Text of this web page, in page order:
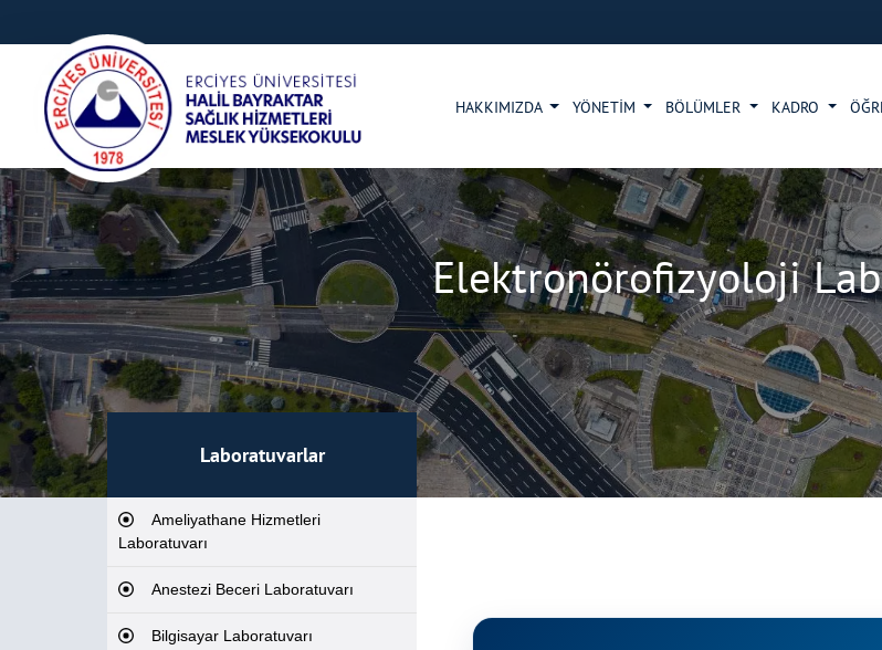
HAKKIMIZDA YÖNETİM BÖLÜMLER KADRO
Elektronörofizyoloji
Laboratuvarlar
Ameliyathane Hizmetleri
Laboratuvarı
Anestezi Beceri Laboratuvarı
Bilgisayar Laboratuvarı